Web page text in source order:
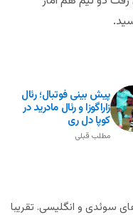
پیش بینی فوتبال؛ رئال
زاراگوزا و رئال مادرید در
کوپا دل ری
مطلب قبلی
سوئدی و انگلیسی. تقریبا